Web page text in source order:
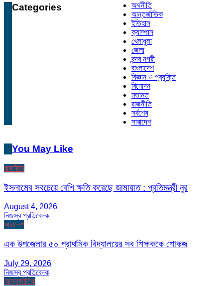
Categories
অর্থনীতি
আন্তর্জাতিক
ইতিহাস
ক্যাম্পাস
খেলাধুলা
জেলা
বন্দর নগরী
বাংলাদেশ
বিজ্ঞান ও প্রযুক্তি
বিনোদন
মতামত
রাজনীতি
সর্বশেষ
সারাদেশ
You May Like
রাজনীতি
ইসলামের সবচেয়ে বেশি ক্ষতি করেছে জামায়াত : প্রতিমন্ত্রী নুর
August 4, 2026
নিজস্ব প্রতিবেদক
সারাদেশ
এক উপজেলার ৫০ প্রাথমিক বিদ্যালয়ের সব শিক্ষককে শোকজ
July 29, 2026
নিজস্ব প্রতিবেদক
আন্তর্জাতিক